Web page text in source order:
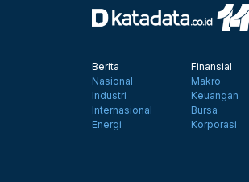
Berita
Nasional
Industri
Internasional
Energi
Finansial
Makro
Keuangan
Bursa
Korporasi